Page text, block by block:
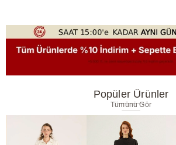
Popüler Ürünler
Tümünü Gör